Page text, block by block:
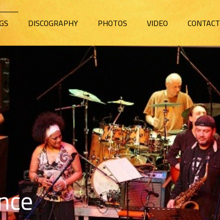
DISCOGRAPHY PHOTOS VIDEO CONTACT